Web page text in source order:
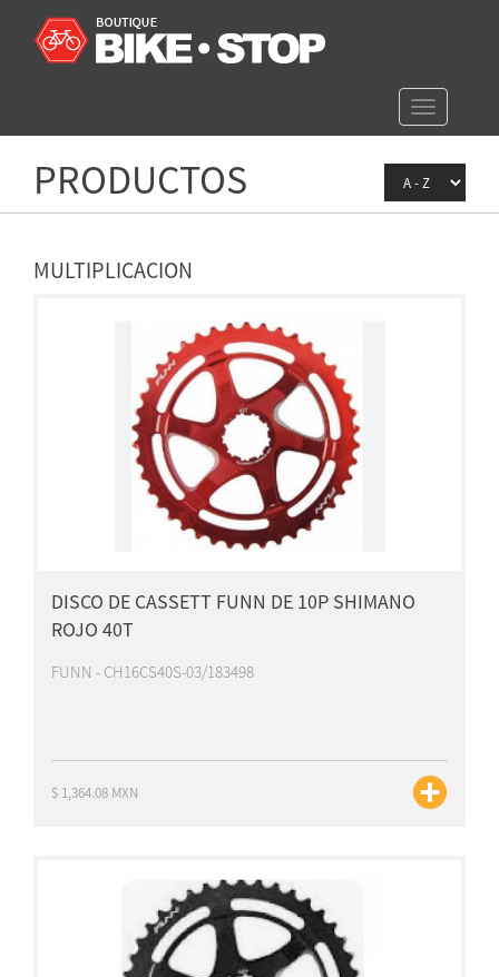
Toggle
navigation
PRODUCTOS
MULTIPLICACION
DISCO DE CASSETT FUNN DE 10P SHIMANO
ROJO 40T
FUNN - CH16CS40S-03/183498
$ 1,364.08 MXN